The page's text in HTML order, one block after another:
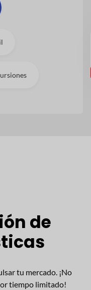
de
tu mercado. ¡No
tiempo limitado!